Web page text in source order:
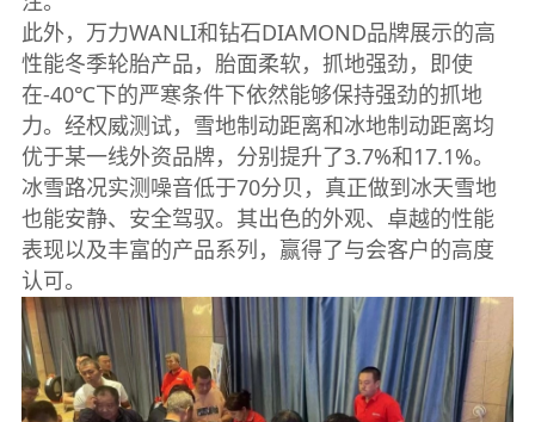
此外，万力WANLI和钻石DIAMOND品牌展示的高
性能冬季轮胎产品，胎面柔软，抓地强劲，即使
在-40℃下的严寒条件下依然能够保持强劲的抓地
力。经权威测试，雪地制动距离和冰地制动距离均
优于某一线外资品牌，分别提升了3.7%和17.1%。
冰雪路况实测噪音低于70分贝，真正做到冰天雪地
也能安静、安全驾驭。其出色的外观、卓越的性能
表现以及丰富的产品系列，赢得了与会客户的高度
认可。